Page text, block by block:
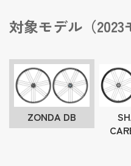
対象モデル（2023
ZONDA DB